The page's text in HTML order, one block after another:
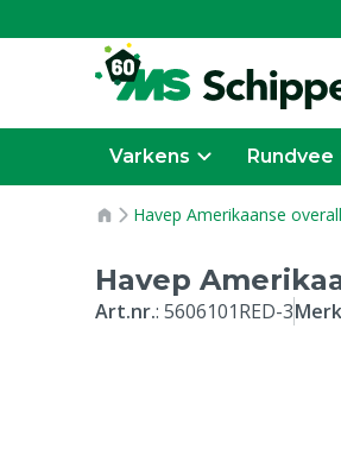
Varkens Rundvee
Havep Amerikaanse
Havep
Art.nr.: 5606101RED-3Merk